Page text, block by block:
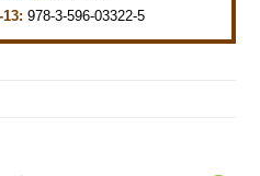
13: 978-3-596-03322-5